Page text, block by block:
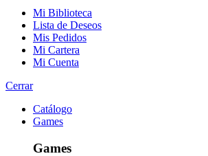
Mi Biblioteca
Lista de Deseos
Mis Pedidos
Mi Cartera
Mi Cuenta
Cerrar
Catálogo
Games
Games